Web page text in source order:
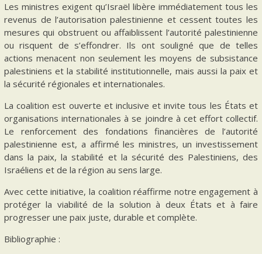
Les ministres exigent qu’Israël libère immédiatement tous les
revenus de l’autorisation palestinienne et cessent toutes les
mesures qui obstruent ou affaiblissent l’autorité palestinienne
ou risquent de s’effondrer. Ils ont souligné que de telles
actions menacent non seulement les moyens de subsistance
palestiniens et la stabilité institutionnelle, mais aussi la paix et
la sécurité régionales et internationales.
La coalition est ouverte et inclusive et invite tous les États et
organisations internationales à se joindre à cet effort collectif.
Le renforcement des fondations financières de l’autorité
palestinienne est, a affirmé les ministres, un investissement
dans la paix, la stabilité et la sécurité des Palestiniens, des
Israéliens et de la région au sens large.
Avec cette initiative, la coalition réaffirme notre engagement à
protéger la viabilité de la solution à deux États et à faire
progresser une paix juste, durable et complète.
Bibliographie :